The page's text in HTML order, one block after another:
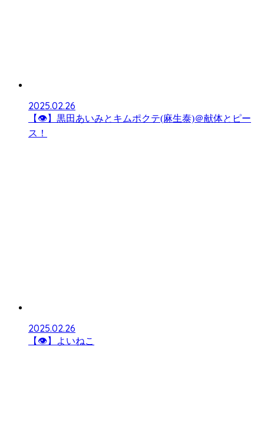
2025.02.26
【👁】黒田あいみとキムポクテ(麻生泰)＠献体とピー
ス！
2025.02.26
【👁】よいねこ